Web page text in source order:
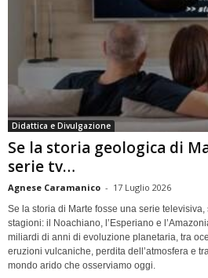
Didattica e Divulgazione
Se la storia geologica di
serie tv…
Agnese Caramanico - 17 Luglio 2026
Se la storia di Marte fosse una serie
stagioni: il Noachiano, l’Esperiano e
miliardi di anni di evoluzione planetaria, tra
eruzioni vulcaniche, perdita dell’atmosfera e
mondo arido che osserviamo oggi.